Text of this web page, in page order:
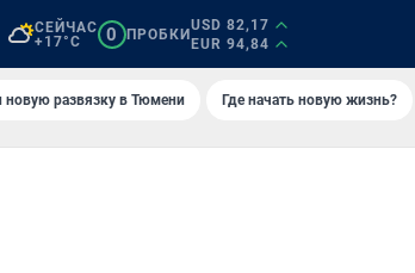
СЕЙЧАС
+17°C
0 ПРОБКИ
USD 82,17
EUR 94,84
развязку в Тюмени Где начать новую жизнь?